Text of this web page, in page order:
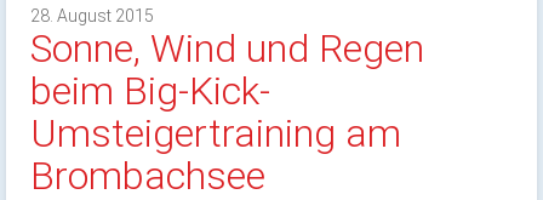
28. August 2015
Sonne, Wind und Regen
beim Big-Kick-
Umsteigertraining am
Brombachsee